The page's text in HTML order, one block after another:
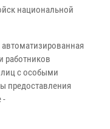
национальной
работников
с особыми
предоставления
-